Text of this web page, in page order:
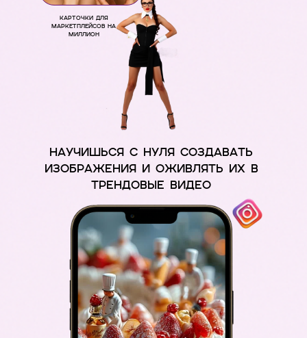
НАУЧИШЬСЯ С НУЛЯ СОЗДАВАТЬ
ИЗОБРАЖЕНИЯ И ОЖИВЛЯТЬ ИХ В
ТРЕНДОВЫЕ ВИДЕО
карточки для
маркетплейсов на
миллион